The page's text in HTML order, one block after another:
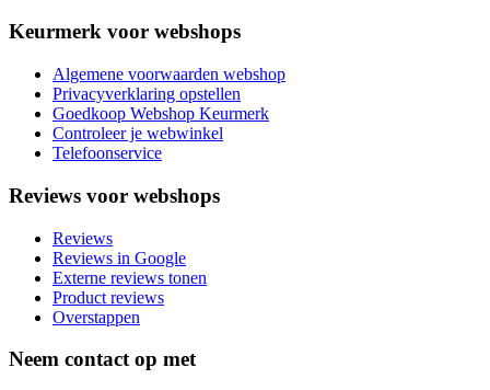
Keurmerk voor webshops
Algemene voorwaarden webshop
Privacyverklaring opstellen
Goedkoop Webshop Keurmerk
Controleer je webwinkel
Telefoonservice
Reviews voor webshops
Reviews
Reviews in Google
Externe reviews tonen
Product reviews
Overstappen
Neem contact op met